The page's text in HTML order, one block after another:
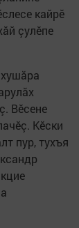
кайрӗ
çулӗпе
Вӗсене
Кӗски
пур, тухъя